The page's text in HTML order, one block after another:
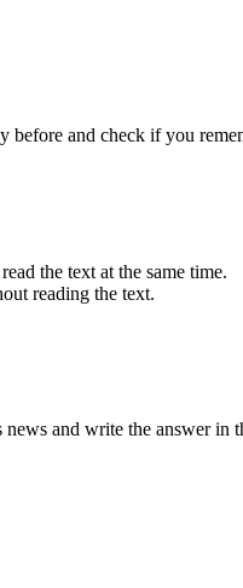
before and check if you
the text at the same time.
reading the text.
and write the answer in